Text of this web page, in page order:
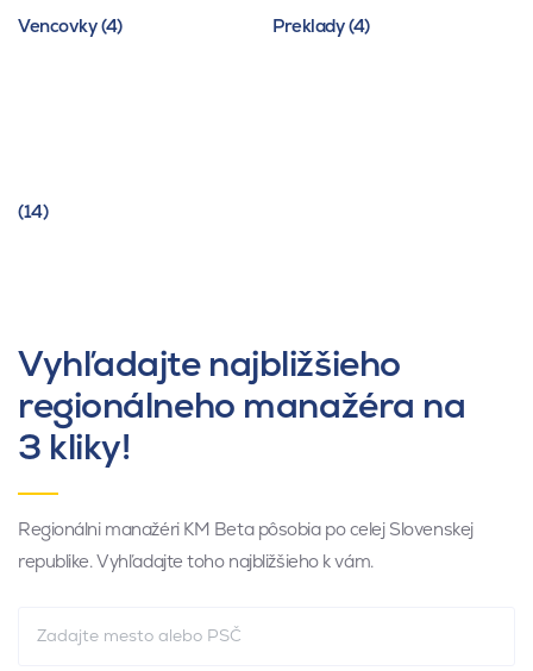
Vencovky (4) Preklady (4)
(14)
Vyhľadajte najbližšieho
regionálneho manažéra na
3 kliky!
Regionálni manažéri KM Beta pôsobia po celej Slovenskej
republike. Vyhľadajte toho najbližšieho k vám.